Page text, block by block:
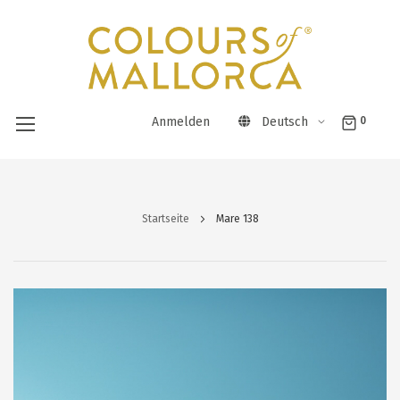
Anmelden Deutsch 0
Startseite Mare 138